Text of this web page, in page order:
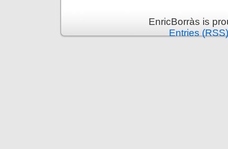
EnricBorràs is
Entries (RSS)